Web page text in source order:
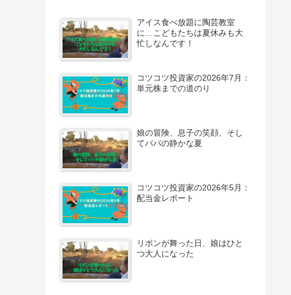
アイス食べ放題に陶芸教室
に…こどもたちは夏休みも大
忙しなんです！
コツコツ投資家の2026年7月：
単元株までの道のり
娘の冒険、息子の笑顔、そし
てパパの静かな夏
コツコツ投資家の2026年5月：
配当金レポート
リボンが舞った日、娘はひと
つ大人になった